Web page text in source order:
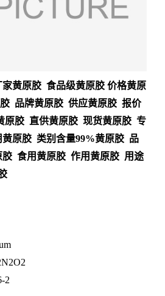
黄原胶 食品级黄原胶 价格黄原
品牌黄原胶 供应黄原胶 报价
原胶 直供黄原胶 现货黄原胶 专
原胶 类别含量99%黄原胶 品
胶 食用黄原胶 作用黄原胶 用途
2